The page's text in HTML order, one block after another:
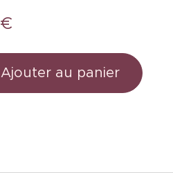
€
Ajouter au panier